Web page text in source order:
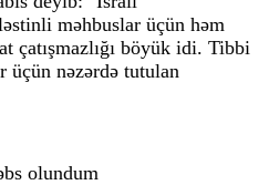
məhbuslar üçün həm
çatışmazlığı böyük idi. Tibbi
nəzərdə tutulan
olundum